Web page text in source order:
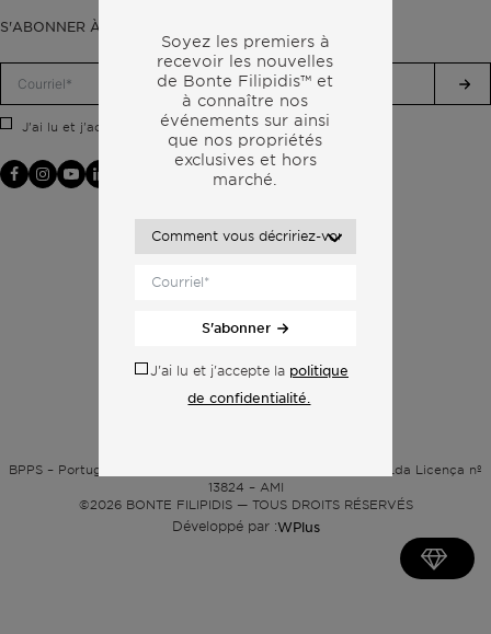
S'ABONNER À NOTRE LETTRE D'INFORMATION
J'ai lu et j'accepte la politique de confidentialité.
BPPS – Portugal Property Services – Mediação Imobiliária, Lda Licença nº
13824 – AMI
©2026BONTE FILIPIDIS — TOUS DROITS RÉSERVÉS
Développé par :WPlus
Soyez les premiers à
recevoir les nouvelles
de Bonte Filipidis™ et
à connaître nos
événements surainsi
que nos propriétés
exclusives et hors
marché.
S'abonner
J'ai lu et j'accepte la politique
de confidentialité.